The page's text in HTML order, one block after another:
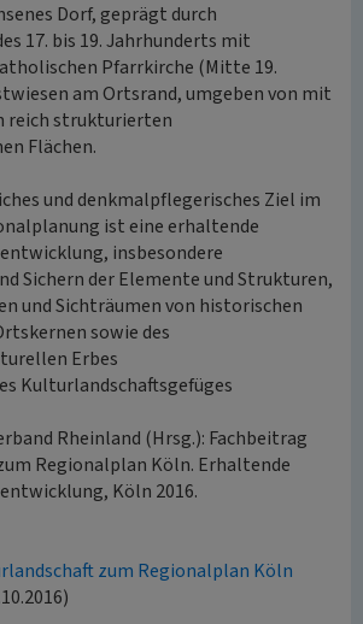
Dorf, geprägt durch
17. bis 19. Jahrhunderts mit
Pfarrkirche (Mitte 19.
am Ortsrand, umgeben von mit
reich strukturierten
Flächen.
und denkmalpflegerisches Ziel im
ist eine erhaltende
insbesondere
Sichern der Elemente und Strukturen,
und Sichträumen von historischen
sowie des
Erbes
Kulturlandschaftsgefüges
Rheinland (Hrsg.): Fachbeitrag
Regionalplan Köln. Erhaltende
Köln 2016.
zum Regionalplan Köln